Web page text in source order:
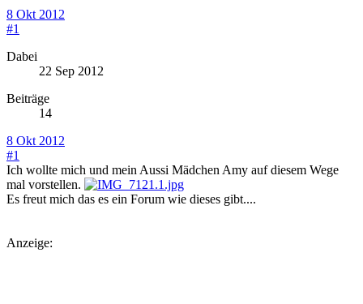
8 Okt 2012
#1
Dabei
22 Sep 2012
Beiträge
14
8 Okt 2012
#1
Ich wollte mich und mein Aussi Mädchen Amy auf diesem Wege
mal vorstellen.
Es freut mich das es ein Forum wie dieses gibt....
Anzeige: